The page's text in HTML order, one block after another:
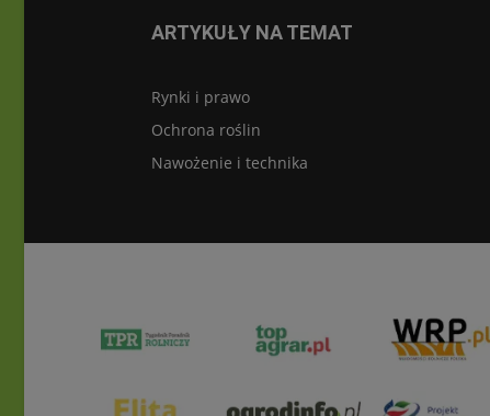
ARTYKUŁY NA TEMAT
Rynki i prawo
Ochrona roślin
Nawożenie i technika